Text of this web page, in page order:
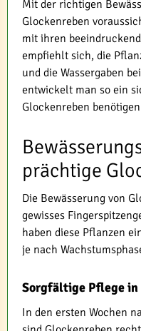
Mit der richtigen
Glockenreben
mit ihren
empfiehlt sich, die
und die Wassergaben
entwickelt man so ein
Glockenreben
prächtige
Die Bewässerung von
gewisses
haben diese Pflanzen
je nach
Sorgfältige Pflege in
In den ersten Wochen